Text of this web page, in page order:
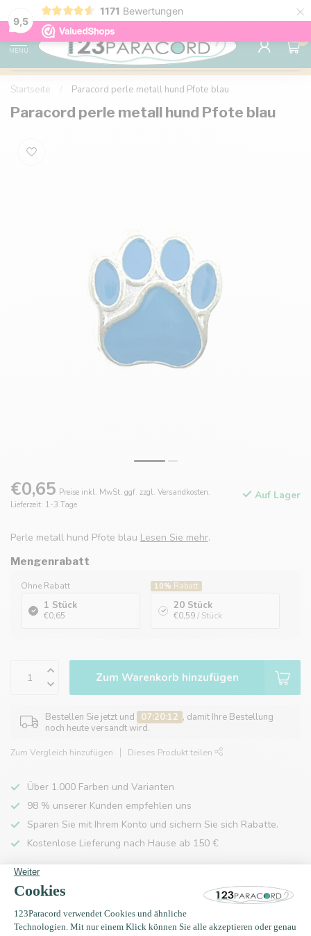
9,5
1171 Bewertungen ×
Kostenlose Lieferung nach Hause ab 150 €
MENU
0
Startseite Paracord perle metall hund Pfote blau
Paracord perle metall hund Pfote blau
€0,65 Preise inkl. MwSt. ggf. zzgl. Versandkosten.
Lieferzeit: 1-3 Tage
Auf Lager
Perle metall hund Pfote blau Lesen Sie mehr.
Mengenrabatt
Ohne Rabatt
1 Stück
€0,65
10% Rabatt
20 Stück
€0,59/ Stück
Zum Warenkorb hinzufügen
Bestellen Sie jetzt und 07:20:12 , damit Ihre Bestellung
noch heute versandt wird.
Zum Vergleich hinzufügen Dieses Produkt teilen
Über 1.000 Farben und Varianten
98 % unserer Kunden empfehlen uns
Sparen Sie mit Ihrem Konto und sichern Sie sich Rabatte.
Kostenlose Lieferung nach Hause ab 150 €
Produktbeschreibung
Eigenschaften